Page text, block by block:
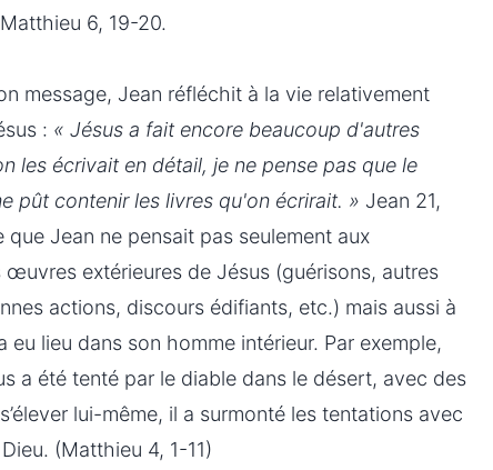
Matthieu 6, 19-20.
message, Jean réfléchit à la vie relativement
: « Jésus a fait encore beaucoup d'autres
les écrivait en détail, je ne pense pas que le
pût contenir les livres qu'on écrirait. » Jean 21,
que Jean ne pensait pas seulement aux
œuvres extérieures de Jésus (guérisons, autres
actions, discours édifiants, etc.) mais aussi à
lieu dans son homme intérieur. Par exemple,
a été tenté par le diable dans le désert, avec des
lui-même, il a surmonté les tentations avec
(Matthieu 4, 1-11)